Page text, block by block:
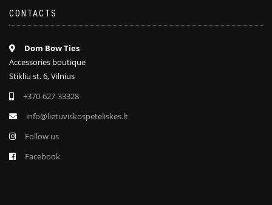
CONTACTS
Dom Bow Ties
Accessories boutique
Stikliu st. 6, Vilnius
+370-627-33328
info@lietuviskospeteliskes.lt
Follow us
Facebook